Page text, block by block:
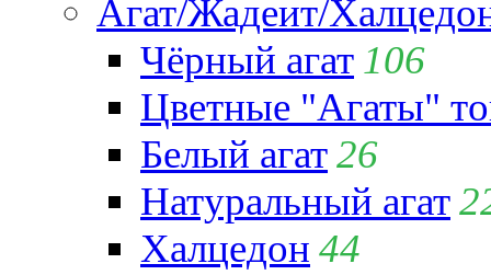
Агат/Жадеит/
Чёрный агат 106
Цветные "Агаты"
Белый агат26
Натуральный агат
Халцедон 44